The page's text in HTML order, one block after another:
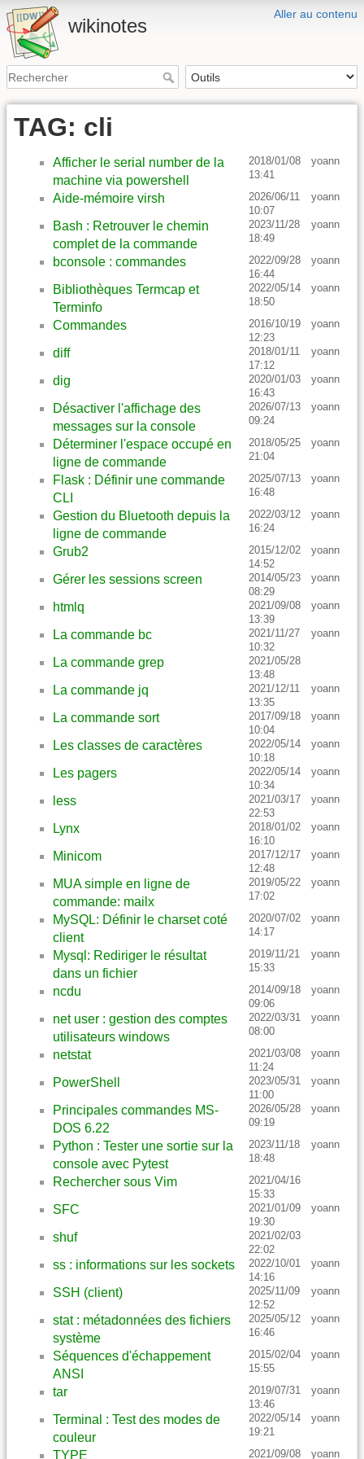
Aller au contenu
wikinotes
TAG: cli
Afficher le serial number de la
machine via powershell
2018/01/08
13:41
yoann
Aide-mémoire virsh
2026/06/11
10:07
yoann
Bash : Retrouver le chemin
complet de la commande
2023/11/28
18:49
yoann
bconsole : commandes
2022/09/28
16:44
yoann
Bibliothèques Termcap et
Terminfo
2022/05/14
18:50
yoann
Commandes
2016/10/19
12:23
yoann
diff
2018/01/11
17:12
yoann
dig
2020/01/03
16:43
yoann
Désactiver l'affichage des
messages sur la console
2026/07/13
09:24
yoann
Déterminer l'espace occupé en
ligne de commande
2018/05/25
21:04
yoann
Flask : Définir une commande
CLI
2025/07/13
16:48
yoann
Gestion du Bluetooth depuis la
ligne de commande
2022/03/12
16:24
yoann
Grub2
2015/12/02
14:52
yoann
Gérer les sessions screen
2014/05/23
08:29
yoann
htmlq
2021/09/08
13:39
yoann
La commande bc
2021/11/27
10:32
yoann
La commande grep
2021/05/28
13:48
La commande jq
2021/12/11
13:35
yoann
La commande sort
2017/09/18
10:04
yoann
Les classes de caractères
2022/05/14
10:18
yoann
Les pagers
2022/05/14
10:34
yoann
less
2021/03/17
22:53
yoann
Lynx
2018/01/02
16:10
yoann
Minicom
2017/12/17
12:48
yoann
MUA simple en ligne de
commande: mailx
2019/05/22
17:02
yoann
MySQL: Définir le charset coté
client
2020/07/02
14:17
yoann
Mysql: Rediriger le résultat
dans un fichier
2019/11/21
15:33
yoann
ncdu
2014/09/18
09:06
yoann
net user : gestion des comptes
utilisateurs windows
2022/03/31
08:00
yoann
netstat
2021/03/08
11:24
yoann
PowerShell
2023/05/31
11:00
yoann
Principales commandes MS-
DOS 6.22
2026/05/28
09:19
yoann
Python : Tester une sortie sur la
console avec Pytest
2023/11/18
18:48
yoann
Rechercher sous Vim
2021/04/16
15:33
SFC
2021/01/09
19:30
yoann
shuf
2021/02/03
22:02
ss : informations sur les sockets
2022/10/01
14:16
yoann
SSH (client)
2025/11/09
12:52
yoann
stat : métadonnées des fichiers
système
2025/05/12
16:46
yoann
Séquences d'échappement
ANSI
2015/02/04
15:55
yoann
tar
2019/07/31
13:46
yoann
Terminal : Test des modes de
couleur
2022/05/14
19:21
yoann
TYPE 2021/09/08 yoann